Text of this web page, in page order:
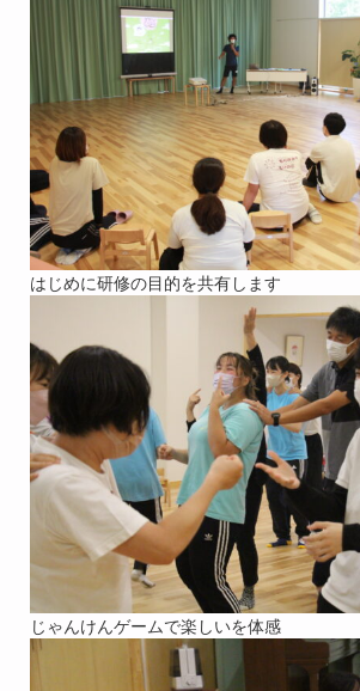
はじめに研修の目的を共有します
じゃんけんゲームで楽しいを体感